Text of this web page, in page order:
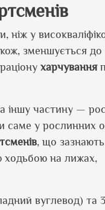
ніж у
зменшується до
харчування
частину —
саме у рослинних
, що
ходьбою на лижах,
вуглевод) та